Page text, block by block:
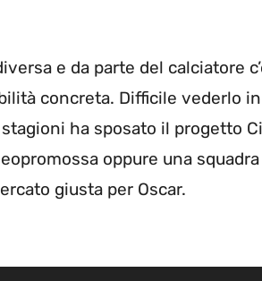
e da parte del calciatore
concreta. Difficile vederlo
ha sposato il progetto
oppure una
giusta per Oscar.